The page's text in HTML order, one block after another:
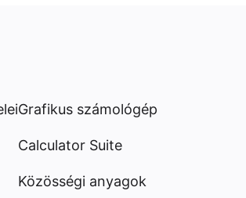
Grafikus számológép
Calculator Suite
Közösségi anyagok